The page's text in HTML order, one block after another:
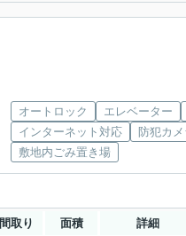
オートロック エレベーター
インターネット対応
防犯カメ
敷地内ごみ置き場
間取り 面積 詳細